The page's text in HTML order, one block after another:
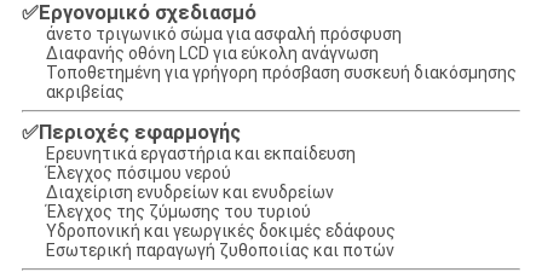
✅Εργονομικό σχεδιασμό
άνετο τριγωνικό σώμα για ασφαλή πρόσφυση
Διαφανής οθόνη LCD για εύκολη ανάγνωση
Τοποθετημένη για γρήγορη πρόσβαση συσκευή διακόσμησης
ακριβείας
✅Περιοχές εφαρμογής
Ερευνητικά εργαστήρια και εκπαίδευση
Έλεγχος πόσιμου νερού
Διαχείριση ενυδρείων και ενυδρείων
Έλεγχος της ζύμωσης του τυριού
Υδροπονική και γεωργικές δοκιμές εδάφους
Εσωτερική παραγωγή ζυθοποιίας και ποτών